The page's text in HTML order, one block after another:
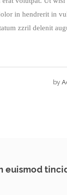
in hendrerit in
zzril delenit
by
euismod